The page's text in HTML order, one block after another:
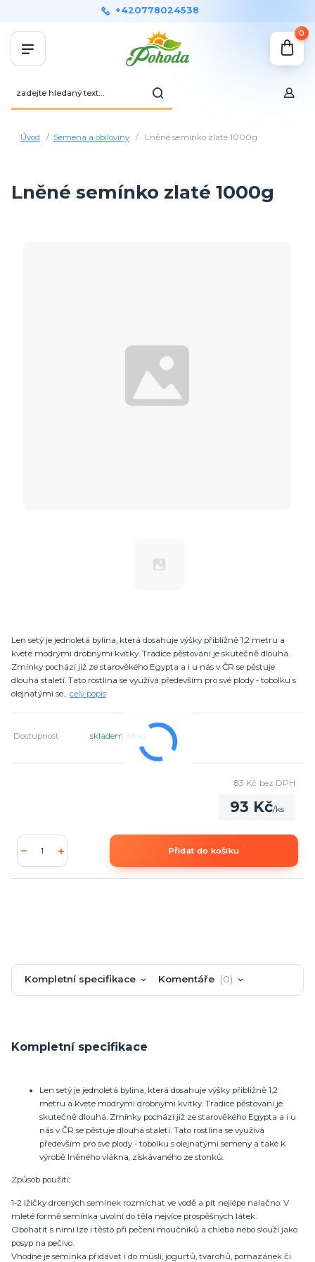
+420778024538
0
Úvod Semena a obiloviny Lněné semínko zlaté 1000g
Lněné semínko zlaté 1000g
Len setý je jednoletá bylina, která dosahuje výšky přibližně 1,2 metru a
kvete modrými drobnými kvítky. Tradice pěstování je skutečně dlouhá.
Zmínky pochází již ze starověkého Egypta a i u nás v ČR se pěstuje
dlouhá staletí. Tato rostlina se využívá především pro své plody - tobolku s
olejnatými se... celý popis
Dostupnost skladem 96 ks
93 Kč/ks
83 Kč bez DPH
Přidat do košíku
Kompletní specifikace Komentáře 0
Kompletní specifikace
Len setý je jednoletá bylina, která dosahuje výšky přibližně 1,2
metru a kvete modrými drobnými kvítky. Tradice pěstování je
skutečně dlouhá. Zmínky pochází již ze starověkého Egypta a i u
nás v ČR se pěstuje dlouhá staletí. Tato rostlina se využívá
především pro své plody - tobolku s olejnatými semeny a také k
výrobě lněného vlákna, získávaného ze stonků.
​Způsob použití:
1-2 lžičky drcených semínek rozmíchat ve vodě a pít nejlépe nalačno. V
mleté formě semínka uvolní do těla nejvíce prospěšných látek.
Obohatit s nimi lze i těsto při pečení moučníků a chleba nebo slouží jako
posyp na pečivo.
Vhodné je semínka přidávat i do müsli, jogurtů, tvarohů, pomazánek či